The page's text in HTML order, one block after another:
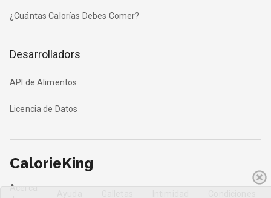
¿Cuántas Calorías Debes Comer?
Desarrolladors
API de Alimentos
Licencia de Datos
CalorieKing
Acerca